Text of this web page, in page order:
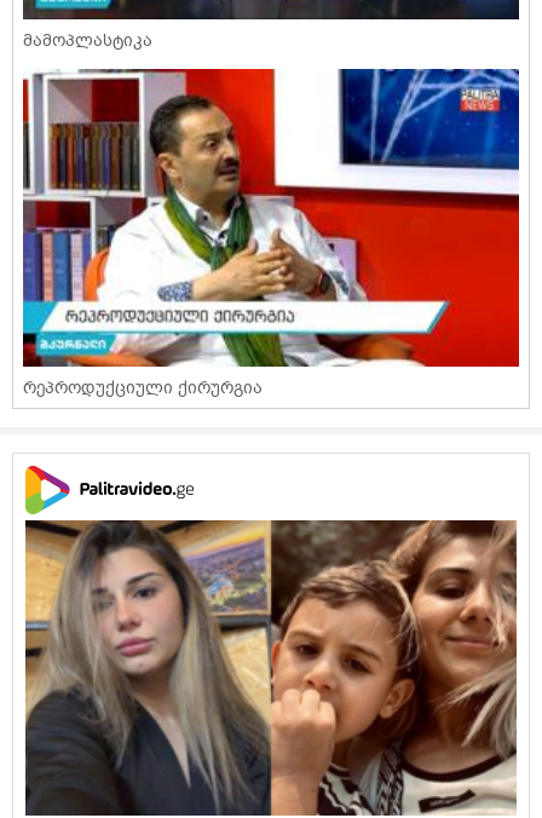
მამოპლასტიკა
რეპროდუქციული ქირურგია